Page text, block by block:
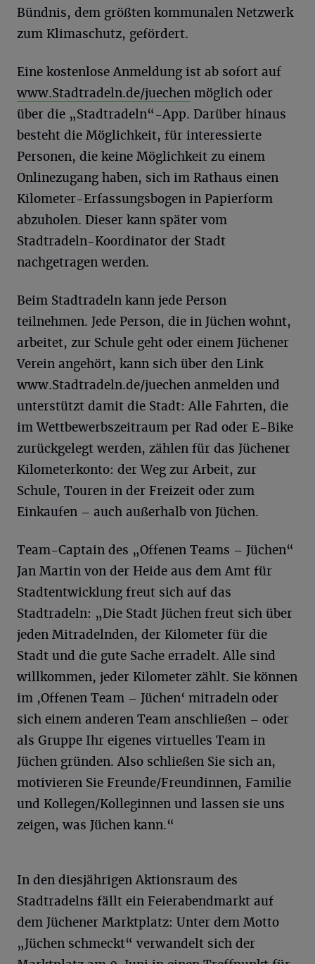
Bündnis, dem größten kommunalen Netzwerk
zum Klimaschutz, gefördert.
Eine kostenlose Anmeldung ist ab sofort auf
www.Stadtradeln.de/juechen möglich oder
über die „Stadtradeln“-App. Darüber hinaus
besteht die Möglichkeit, für interessierte
Personen, die keine Möglichkeit zu einem
Onlinezugang haben, sich im Rathaus einen
Kilometer-Erfassungsbogen in Papierform
abzuholen. Dieser kann später vom
Stadtradeln-Koordinator der Stadt
nachgetragen werden.
Beim Stadtradeln kann jede Person
teilnehmen. Jede Person, die in Jüchen wohnt,
arbeitet, zur Schule geht oder einem Jüchener
Verein angehört, kann sich über den Link
www.Stadtradeln.de/juechen anmelden und
unterstützt damit die Stadt: Alle Fahrten, die
im Wettbewerbszeitraum per Rad oder E-Bike
zurückgelegt werden, zählen für das Jüchener
Kilometerkonto: der Weg zur Arbeit, zur
Schule, Touren in der Freizeit oder zum
Einkaufen – auch außerhalb von Jüchen.
Team-Captain des „Offenen Teams – Jüchen“
Jan Martin von der Heide aus dem Amt für
Stadtentwicklung freut sich auf das
Stadtradeln: „Die Stadt Jüchen freut sich über
jeden Mitradelnden, der Kilometer für die
Stadt und die gute Sache erradelt. Alle sind
willkommen, jeder Kilometer zählt. Sie können
im ,Offenen Team – Jüchen‘ mitradeln oder
sich einem anderen Team anschließen – oder
als Gruppe Ihr eigenes virtuelles Team in
Jüchen gründen. Also schließen Sie sich an,
motivieren Sie Freunde/Freundinnen, Familie
und Kollegen/Kolleginnen und lassen sie uns
zeigen, was Jüchen kann.“
In den diesjährigen Aktionsraum des
Stadtradelns fällt ein Feierabendmarkt auf
dem Jüchener Marktplatz: Unter dem Motto
„Jüchen schmeckt“ verwandelt sich der